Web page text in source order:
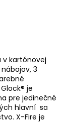
kartónovej
3
je
pre jedinečné
hlavní sa
X-Fire je